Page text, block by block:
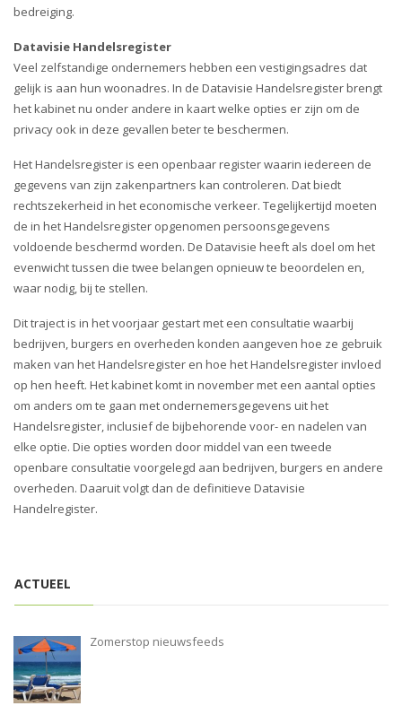
bedreiging.
Datavisie Handelsregister
Veel zelfstandige ondernemers hebben een vestigingsadres dat
gelijk is aan hun woonadres. In de Datavisie Handelsregister brengt
het kabinet nu onder andere in kaart welke opties er zijn om de
privacy ook in deze gevallen beter te beschermen.
Het Handelsregister is een openbaar register waarin iedereen de
gegevens van zijn zakenpartners kan controleren. Dat biedt
rechtszekerheid in het economische verkeer. Tegelijkertijd moeten
de in het Handelsregister opgenomen persoonsgegevens
voldoende beschermd worden. De Datavisie heeft als doel om het
evenwicht tussen die twee belangen opnieuw te beoordelen en,
waar nodig, bij te stellen.
Dit traject is in het voorjaar gestart met een consultatie waarbij
bedrijven, burgers en overheden konden aangeven hoe ze gebruik
maken van het Handelsregister en hoe het Handelsregister invloed
op hen heeft. Het kabinet komt in november met een aantal opties
om anders om te gaan met ondernemersgegevens uit het
Handelsregister, inclusief de bijbehorende voor- en nadelen van
elke optie. Die opties worden door middel van een tweede
openbare consultatie voorgelegd aan bedrijven, burgers en andere
overheden. Daaruit volgt dan de definitieve Datavisie
Handelregister.
ACTUEEL
Zomerstop nieuwsfeeds